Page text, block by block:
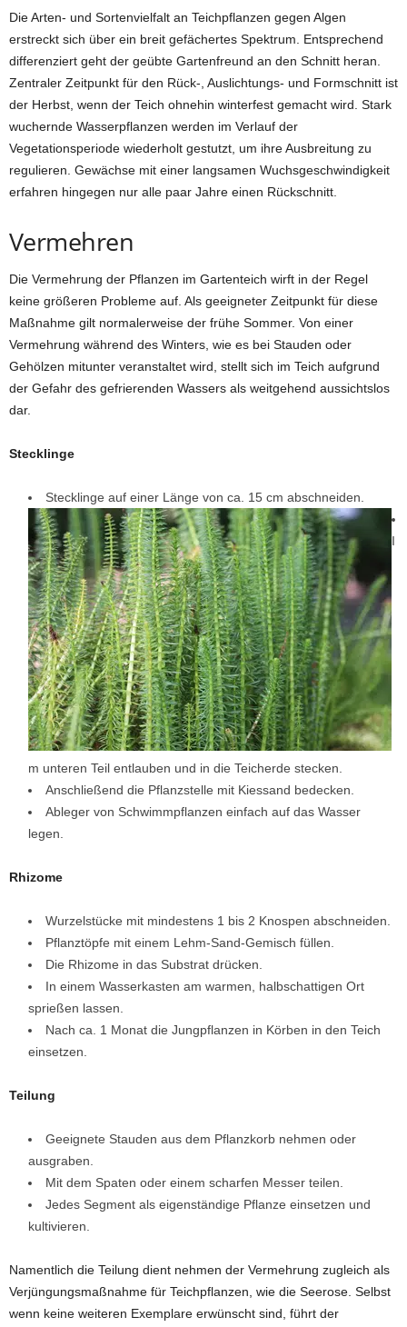
Die Arten- und Sortenvielfalt an Teichpflanzen gegen Algen
erstreckt sich über ein breit gefächertes Spektrum. Entsprechend
differenziert geht der geübte Gartenfreund an den Schnitt heran.
Zentraler Zeitpunkt für den Rück-, Auslichtungs- und Formschnitt ist
der Herbst, wenn der Teich ohnehin winterfest gemacht wird. Stark
wuchernde Wasserpflanzen werden im Verlauf der
Vegetationsperiode wiederholt gestutzt, um ihre Ausbreitung zu
regulieren. Gewächse mit einer langsamen Wuchsgeschwindigkeit
erfahren hingegen nur alle paar Jahre einen Rückschnitt.
Vermehren
Die Vermehrung der Pflanzen im Gartenteich wirft in der Regel
keine größeren Probleme auf. Als geeigneter Zeitpunkt für diese
Maßnahme gilt normalerweise der frühe Sommer. Von einer
Vermehrung während des Winters, wie es bei Stauden oder
Gehölzen mitunter veranstaltet wird, stellt sich im Teich aufgrund
der Gefahr des gefrierenden Wassers als weitgehend aussichtslos
dar.
Stecklinge
Stecklinge auf einer Länge von ca. 15 cm abschneiden.
I
m unteren Teil entlauben und in die Teicherde stecken.
Anschließend die Pflanzstelle mit Kiessand bedecken.
Ableger von Schwimmpflanzen einfach auf das Wasser
legen.
Rhizome
Wurzelstücke mit mindestens 1 bis 2 Knospen abschneiden.
Pflanztöpfe mit einem Lehm-Sand-Gemisch füllen.
Die Rhizome in das Substrat drücken.
In einem Wasserkasten am warmen, halbschattigen Ort
sprießen lassen.
Nach ca. 1 Monat die Jungpflanzen in Körben in den Teich
einsetzen.
Teilung
Geeignete Stauden aus dem Pflanzkorb nehmen oder
ausgraben.
Mit dem Spaten oder einem scharfen Messer teilen.
Jedes Segment als eigenständige Pflanze einsetzen und
kultivieren.
Namentlich die Teilung dient nehmen der Vermehrung zugleich als
Verjüngungsmaßnahme für Teichpflanzen, wie die Seerose. Selbst
wenn keine weiteren Exemplare erwünscht sind, führt der